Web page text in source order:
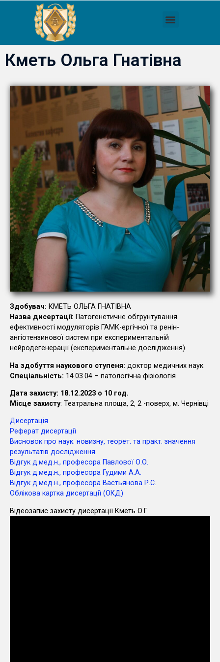
Кметь Ольга Гнатівна
Здобувач: КМЕТЬ ОЛЬГА ГНАТІВНА
Назва дисертації: Патогенетичне обгрунтування
ефективності модуляторів ГАМК-ергічної та ренін-
ангіотензинової систем при експериментальній
нейродегенерації (експериментальне дослідження).
На здобуття наукового ступеня: доктор медичних наук
Cпеціальність: 14.03.04 – патологічна фізіологія
Дата захисту: 18.12.2023 о 10 год.
Місце захисту: Театральна площа, 2, 2 -поверх, м. Чернівці
Дисертація
Реферат дисертації
Висновок про наук. новизну, теорет. та практ. значення
результатів дослідження
Відгук д.мед.н., професора Павлової О.О.
Відгук д.мед.н., професора Гудими А.А.
Відгук д.мед.н., професора Вастьянова Р.С.
Облікова картка дисертації (ОКД)
Відеозапис захисту дисертації Кметь О.Г.